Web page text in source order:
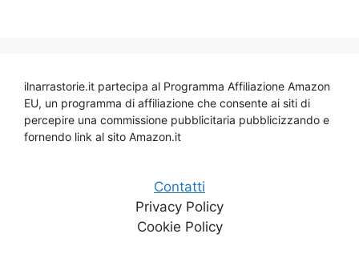
ilnarrastorie.it partecipa al Programma Affiliazione Amazon
EU, un programma di affiliazione che consente ai siti di
percepire una commissione pubblicitaria pubblicizzando e
fornendo link al sito Amazon.it
Contatti
Privacy Policy
Cookie Policy